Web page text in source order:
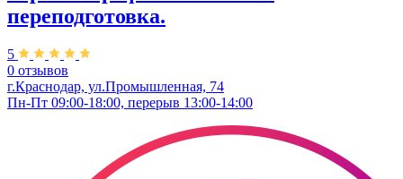
переподготовка.
5
0 отзывов
г.Краснодар, ул.Промышленная, 74
Пн-Пт 09:00-18:00, перерыв 13:00-14:00